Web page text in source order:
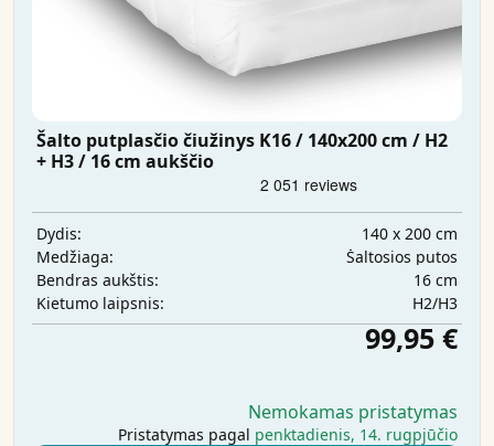
Šalto putplasčio čiužinys K16 / 140x200 cm / H2
+ H3 / 16 cm aukščio
Dydis:
140 x 200 cm
Medžiaga:
Šaltosios putos
Bendras aukštis:
16 cm
Kietumo laipsnis:
H2/H3
99,95 €
Nemokamas pristatymas
Pristatymas pagal penktadienis, 14. rugpjūčio